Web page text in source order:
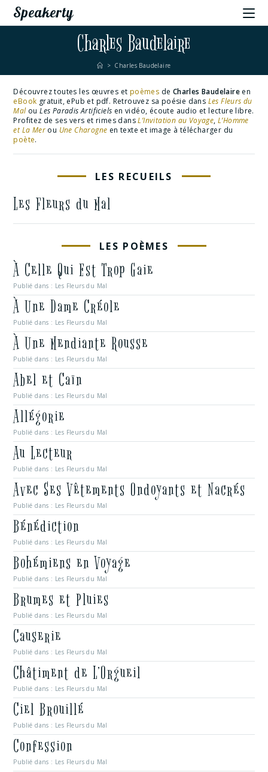
Speakerty
Charles Baudelaire
> Charles Baudelaire
Découvrez toutes les œuvres et poèmes de Charles Baudelaire en
eBook gratuit, ePub et pdf. Retrouvez sa poésie dans Les Fleurs du
MalouLes Paradis Artificiels en vidéo, écoute audio et lecture libre.
Profitez de ses vers et rimes dansL’Invitation au Voyage,L’Homme
et La Mer ou Une Charogne en texte et image à télécharger du
poète.
LES RECUEILS
Les Fleurs du Mal
LES POÈMES
À Celle Qui Est Trop Gaie
Publié dans : Les Fleurs du Mal
À Une Dame Créole
Publié dans : Les Fleurs du Mal
À Une Mendiante Rousse
Publié dans : Les Fleurs du Mal
Abel et Caïn
Publié dans : Les Fleurs du Mal
Allégorie
Publié dans : Les Fleurs du Mal
Au Lecteur
Publié dans : Les Fleurs du Mal
Avec Ses Vêtements Ondoyants et Nacrés
Publié dans : Les Fleurs du Mal
Bénédiction
Publié dans : Les Fleurs du Mal
Bohémiens en Voyage
Publié dans : Les Fleurs du Mal
Brumes et Pluies
Publié dans : Les Fleurs du Mal
Causerie
Publié dans : Les Fleurs du Mal
Châtiment de L’Orgueil
Publié dans : Les Fleurs du Mal
Ciel Brouillé
Publié dans : Les Fleurs du Mal
Confession
Publié dans : Les Fleurs du Mal